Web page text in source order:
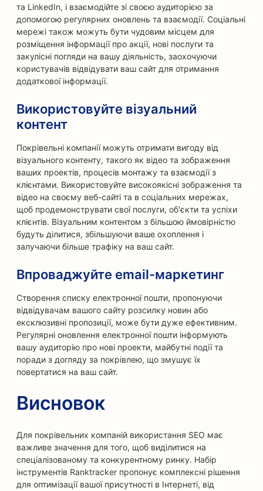
та LinkedIn, і взаємодійте зі своєю аудиторією за
допомогою регулярних оновлень та взаємодії. Соціальні
мережі також можуть бути чудовим місцем для
розміщення інформації про акції, нові послуги та
закулісні погляди на вашу діяльність, заохочуючи
користувачів відвідувати ваш сайт для отримання
додаткової інформації.
Використовуйте візуальний
контент
Покрівельні компанії можуть отримати вигоду від
візуального контенту, такого як відео та зображення
ваших проектів, процесів монтажу та взаємодії з
клієнтами. Використовуйте високоякісні зображення та
відео на своєму веб-сайті та в соціальних мережах,
щоб продемонструвати свої послуги, об'єкти та успіхи
клієнтів. Візуальним контентом з більшою ймовірністю
будуть ділитися, збільшуючи ваше охоплення і
залучаючи більше трафіку на ваш сайт.
Впроваджуйте email-маркетинг
Створення списку електронної пошти, пропонуючи
відвідувачам вашого сайту розсилку новин або
ексклюзивні пропозиції, може бути дуже ефективним.
Регулярні оновлення електронної пошти інформують
вашу аудиторію про нові проекти, майбутні події та
поради з догляду за покрівлею, що змушує їх
повертатися на ваш сайт.
Висновок
Для покрівельних компаній використання SEO має
важливе значення для того, щоб виділитися на
спеціалізованому та конкурентному ринку. Набір
інструментів Ranktracker пропонує комплексні рішення
для оптимізації вашої присутності в Інтернеті, від